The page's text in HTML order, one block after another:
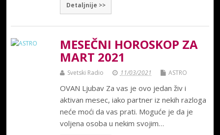
Detaljnije >>
MESEČNI HOROSKOP ZA
MART 2021
Svetski Radio 11/03/2021 ASTRO
OVAN Ljubav Za vas je ovo jedan živ i
aktivan mesec, iako partner iz nekih razloga
neće moći da vas prati. Moguće je da je
voljena osoba u nekim svojim…